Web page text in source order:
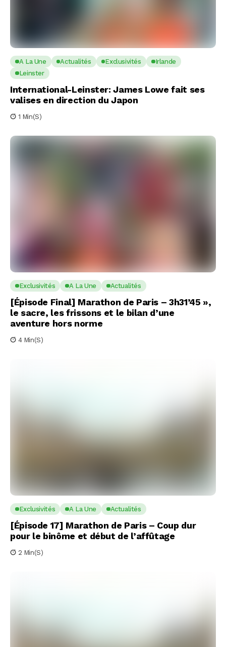
A La Une Actualités Exclusivités
Irlande
Leinster
International-Leinster: James Lowe fait ses
valises en direction du Japon
1 Min(s)
Exclusivités A La Une Actualités
[Épisode Final] Marathon de Paris – 3h31’45 »,
le sacre, les frissons et le bilan d’une
aventure hors norme
4 Min(s)
Exclusivités A La Une Actualités
[Épisode 17] Marathon de Paris – Coup dur
pour le binôme et début de l’affûtage
2 Min(s)